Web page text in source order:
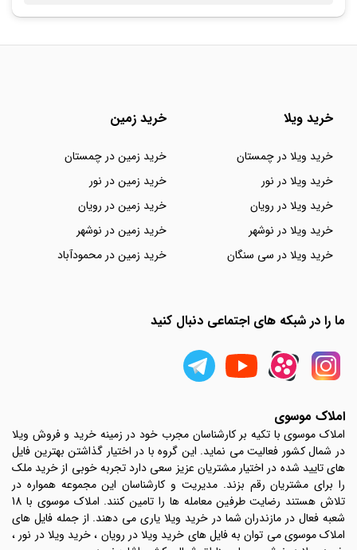
خرید ویلا
خرید ویلا در چمستان
خرید ویلا در نور
خرید ویلا در رویان
خرید ویلا در نوشهر
خرید ویلا در سی سنگان
خرید زمین
خرید زمین در چمستان
خرید زمین در نور
خرید زمین در رویان
خرید زمین در نوشهر
خرید زمین در محمودآباد
ما را در شبکه های اجتماعی دنبال کنید
املاک موسوی
املاک موسوی با تکیه بر کارشناسان مجرب خود در زمینه خرید و فروش ویلا
در شمال کشور فعالیت می نماید. این گروه با در اختیار گذاشتن بهترین فایل
های تایید شده در اختیار مشتریان عزیز سعی دارد تجربه خوبی از خرید ملک
را برای مشتریان رقم بزند. مدیریت و کارشناسان این مجموعه همواره در
تلاش هستند رضایت طرفین معامله ها را تامین کنند. املاک موسوی با 18
شعبه فعال در مازندران شما در خرید ویلا یاری می دهند. از جمله فایل های
املاک موسوی می توان به فایل های خرید ویلا در رویان ، خرید ویلا در نور ،